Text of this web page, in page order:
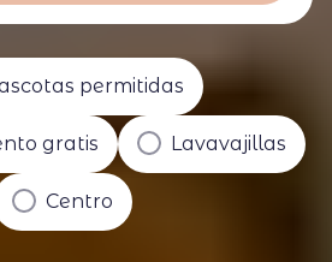
permitidas
gratis Lavavajillas
Centro